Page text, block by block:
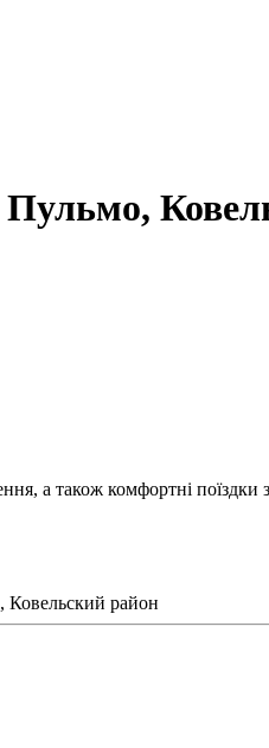
а також комфортні поїздки
Ковельский район